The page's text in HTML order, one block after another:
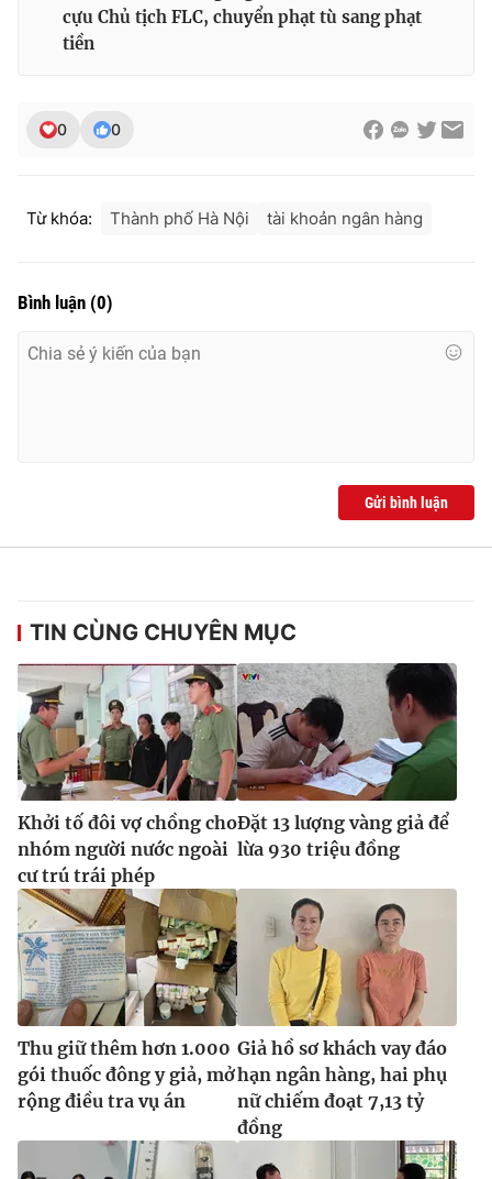
cựu Chủ tịch FLC, chuyển phạt tù sang phạt
tiền
0 0
Từ khóa: Thành phố Hà Nội tài khoản ngân hàng
Bình luận (0)
Gửi bình luận
TIN CÙNG CHUYÊN MỤC
Khởi tố đôi vợ chồng cho
nhóm người nước ngoài
cư trú trái phép
Đặt 13 lượng vàng giả để
lừa 930 triệu đồng
Thu giữ thêm hơn 1.000
gói thuốc đông y giả, mở
rộng điều tra vụ án
Giả hồ sơ khách vay đáo
hạn ngân hàng, hai phụ
nữ chiếm đoạt 7,13 tỷ
đồng